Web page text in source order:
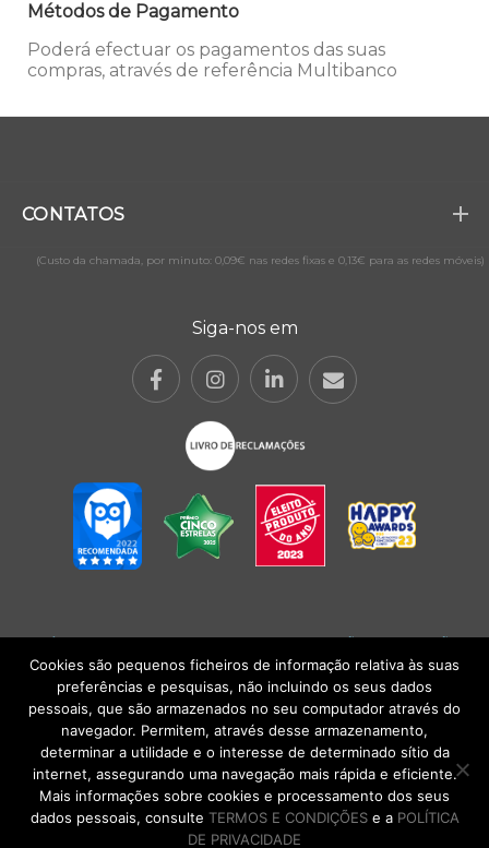
Métodos de Pagamento
Poderá efectuar os pagamentos das suas
compras, através de referência Multibanco
CONTATOS
(Custo da chamada, por minuto: 0,09€ nas redes fixas e 0,13€ para as redes móveis)
Siga-nos em
POLÍTICA DE PRIVACIDADE|TERMOS E CONDIÇÕESlCONDIÇÕES
GERAIS DE VENDA| Alberto Oculista, SA 2026. Todos os direitos reservados.
Cookies são pequenos ficheiros de informação relativa às suas
preferências e pesquisas, não incluindo os seus dados
pessoais, que são armazenados no seu computador através do
navegador. Permitem, através desse armazenamento,
determinar a utilidade e o interesse de determinado sítio da
internet, assegurando uma navegação mais rápida e eficiente.
Mais informações sobre cookies e processamento dos seus
dados pessoais, consulte TERMOS E CONDIÇÕESe a POLÍTICA
DE PRIVACIDADE